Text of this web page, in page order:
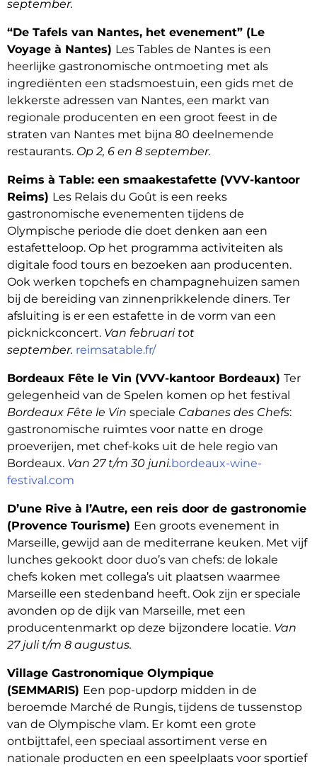
september.
“De Tafels van Nantes, het evenement” (Le
Voyage à Nantes) Les Tables de Nantes is een
heerlijke gastronomische ontmoeting met als
ingrediënten een stadsmoestuin, een gids met de
lekkerste adressen van Nantes, een markt van
regionale producenten en een groot feest in de
straten van Nantes met bijna 80 deelnemende
restaurants. Op 2, 6 en 8 september.
Reims à Table: een smaakestafette (VVV-kantoor
Reims) Les Relais du Goût is een reeks
gastronomische evenementen tijdens de
Olympische periode die doet denken aan een
estafetteloop. Op het programma activiteiten als
digitale food tours en bezoeken aan producenten.
Ook werken topchefs en champagnehuizen samen
bij de bereiding van zinnenprikkelende diners. Ter
afsluiting is er een estafette in de vorm van een
picknickconcert. Van februari tot
september. reimsatable.fr/
Bordeaux Fête le Vin (VVV-kantoor Bordeaux) Ter
gelegenheid van de Spelen komen op het festival
Bordeaux Fête le Vin speciale Cabanes des Chefs:
gastronomische ruimtes voor natte en droge
proeverijen, met chef-koks uit de hele regio van
Bordeaux. Van 27 t/m 30 juni.bordeaux-wine-
festival.com
D’une Rive à l’Autre, een reis door de gastronomie
(Provence Tourisme) Een groots evenement in
Marseille, gewijd aan de mediterrane keuken. Met vijf
lunches gekookt door duo’s van chefs: de lokale
chefs koken met collega’s uit plaatsen waarmee
Marseille een stedenband heeft. Ook zijn er speciale
avonden op de dijk van Marseille, met een
producentenmarkt op deze bijzondere locatie. Van
27 juli t/m 8 augustus.
Village Gastronomique Olympique
(SEMMARIS) Een pop-updorp midden in de
beroemde Marché de Rungis, tijdens de tussenstop
van de Olympische vlam. Er komt een grote
ontbijttafel, een speciaal assortiment verse en
nationale producten en een speelplaats voor sportief